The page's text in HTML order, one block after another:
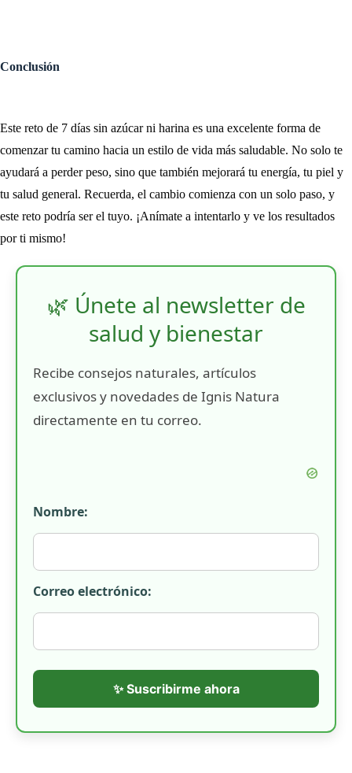
Conclusión
Este reto de 7 días sin azúcar ni harina es una excelente forma de
comenzar tu camino hacia un estilo de vida más saludable. No solo te
ayudará a perder peso, sino que también mejorará tu energía, tu piel y
tu salud general. Recuerda, el cambio comienza con un solo paso, y
este reto podría ser el tuyo. ¡Anímate a intentarlo y ve los resultados
por ti mismo!
🌿 Únete al newsletter de
salud y bienestar
Recibe consejos naturales, artículos
exclusivos y novedades de Ignis Natura
directamente en tu correo.
Nombre:
Correo electrónico:
✨ Suscribirme ahora